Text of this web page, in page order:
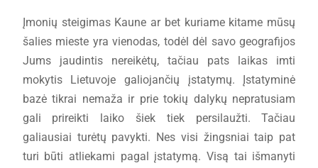
Įmonių steigimas Kaune ar bet kuriame kitame mūsų
šalies mieste yra vienodas, todėl dėl savo geografijos
Jums jaudintis nereikėtų, tačiau pats laikas imti
mokytis Lietuvoje galiojančių įstatymų. Įstatyminė
bazė tikrai nemaža ir prie tokių dalykų nepratusiam
gali prireikti laiko šiek tiek persilaužti. Tačiau
galiausiai turėtų pavykti. Nes visi žingsniai taip pat
turi būti atliekami pagal įstatymą. Visą tai išmanyti